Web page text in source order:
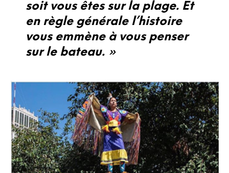
soit vous êtes sur la plage. Et
en règle générale l’histoire
vous emmène à vous penser
sur le bateau. »